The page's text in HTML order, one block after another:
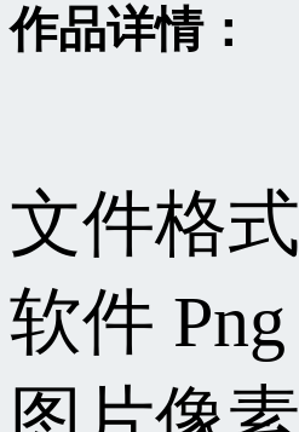
作品详情：
文件格式
软件 Png